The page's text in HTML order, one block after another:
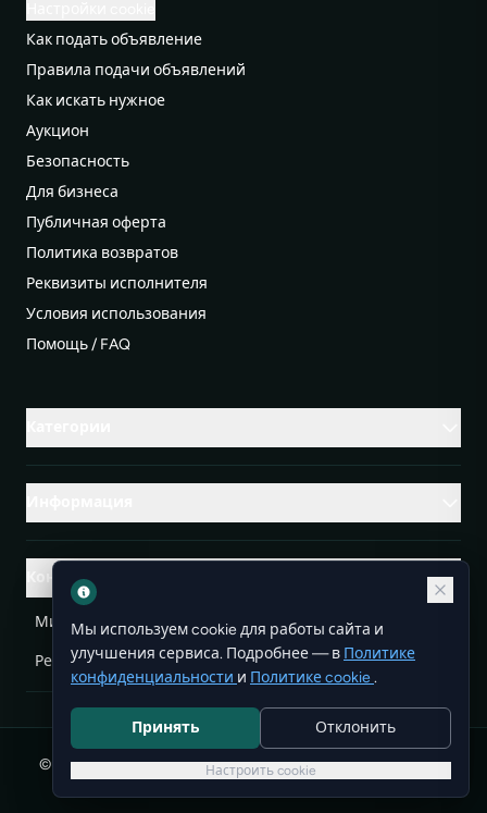
Как подать объявление
Правила подачи объявлений
Как искать нужное
Аукцион
Безопасность
Для бизнеса
Публичная оферта
Политика возвратов
Реквизиты исполнителя
Условия использования
Помощь / FAQ
Контакты
Михаленко Руслан Леонидович, УНП ЕА3732804
Республика Беларусь info@doit.by
© 2026 DoIt — бесплатные объявления в Беларуси. Все
Мы используем cookie для работы сайта и
улучшения сервиса. Подробнее — в Политике
конфиденциальности и Политике cookie.
Принять Отклонить
Настроить cookie